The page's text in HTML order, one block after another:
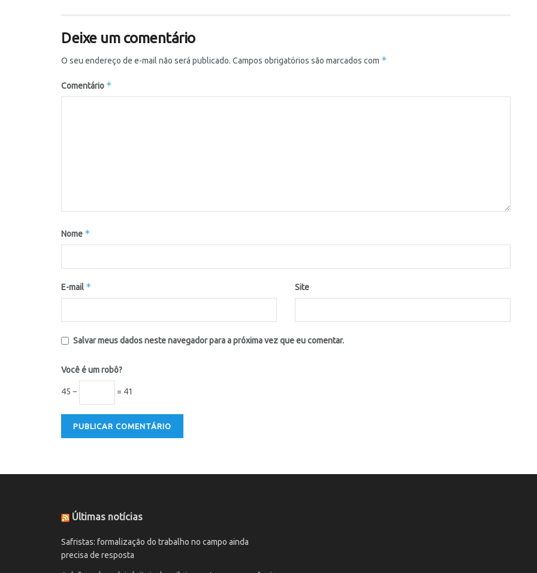
Deixe um comentário
O seu endereço de e-mail não será publicado. Campos obrigatórios são marcados com *
Comentário *
Nome *
E-mail * Site
Salvar meus dados neste navegador para a próxima vez que eu comentar.
Você é um robô?
45 − = 41
Últimas notícias
Safristas: formalização do trabalho no campo ainda
precisa de resposta